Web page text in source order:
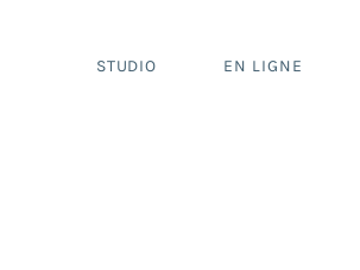
STUDIO EN LIGNE